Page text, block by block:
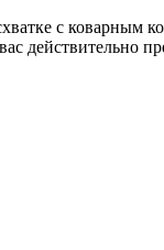
с
действительно